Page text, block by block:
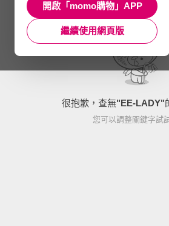
很抱歉，查無"EE-LADY"
您可以調整關鍵字試
開啟「momo購物」APP
繼續使用網頁版